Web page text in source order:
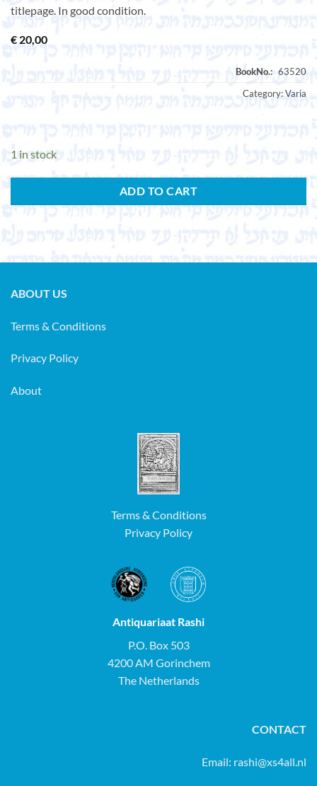
titlepage. In good condition.
€ 20,00
Category:Varia
1 in stock
ADD TO CART
ABOUT US
Terms & Conditions
Privacy Policy
About
Terms & Conditions
Privacy Policy
Antiquariaat Rashi
P.O. Box 503
4200 AM Gorinchem
The Netherlands
CONTACT
Email: rashi@xs4all.nl